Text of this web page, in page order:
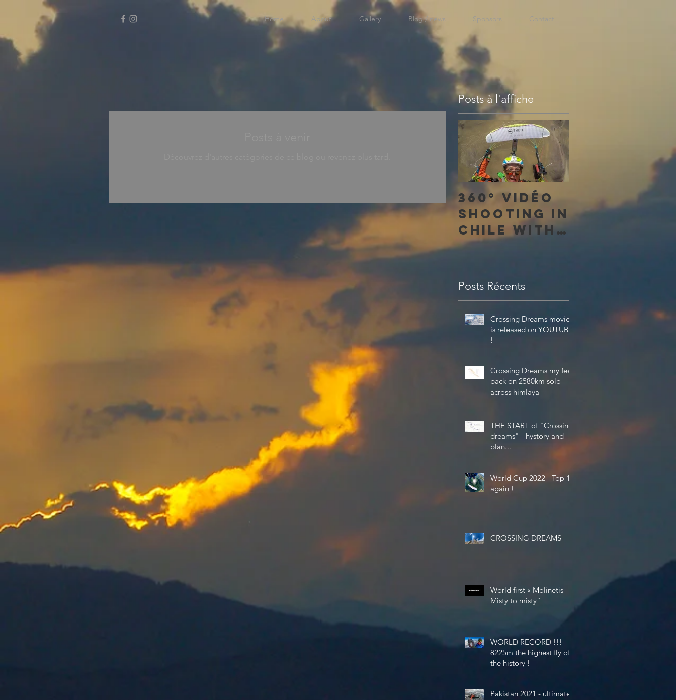
Home About Gallery Blog / news Sponsors Contact
Posts à l'affiche
360° vidéo
shooting in
Chile with
the
Theta V
from Ricoh
Posts Récents
Crossing Dreams movie
is released on YOUTUBE
!
Crossing Dreams my feel
back on 2580km solo
across himlaya
THE START of "Crossing
dreams" - hystory and
plan...
World Cup 2022 - Top 10
again !
CROSSING DREAMS
World first « Molinetis
Misty to misty”
WORLD RECORD !!!
8225m the highest fly of
the history !
Pakistan 2021 - ultimate